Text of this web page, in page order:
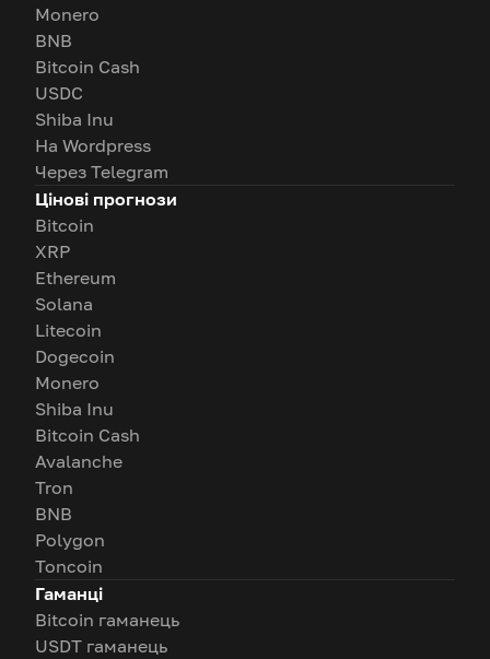
Monero
BNB
Bitcoin Cash
USDC
Shiba Inu
На Wordpress
Через Telegram
Цінові прогнози
Bitcoin
XRP
Ethereum
Solana
Litecoin
Dogecoin
Monero
Shiba Inu
Bitcoin Cash
Avalanche
Tron
BNB
Polygon
Toncoin
Гаманці
Bitcoin гаманець
USDT гаманець